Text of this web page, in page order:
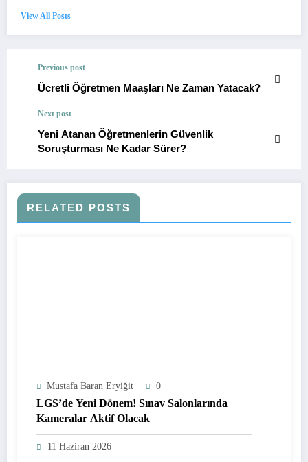
View All Posts
Previous post
Ücretli Öğretmen Maaşları Ne Zaman Yatacak?
Next post
Yeni Atanan Öğretmenlerin Güvenlik
Soruşturması Ne Kadar Sürer?
RELATED POSTS
Mustafa Baran Eryiğit 0
LGS’de Yeni Dönem! Sınav Salonlarında
Kameralar Aktif Olacak
11 Haziran 2026